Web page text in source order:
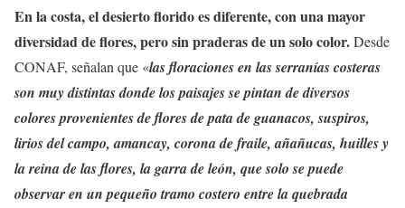
En la costa, el desierto florido es diferente, con una mayor
diversidad de flores, pero sin praderas de un solo color.Desde
CONAF, señalan que «las floraciones en las serranías costeras
son muy distintas donde los paisajes se pintan de diversos
colores provenientes de flores de pata de guanacos, suspiros,
lirios del campo, amancay, corona de fraile, añañucas, huilles y
la reina de las flores, la garra de león, que solo se puede
observar en un pequeño tramo costero entre la quebrada